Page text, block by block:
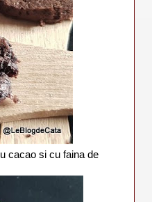
cacao si cu faina de